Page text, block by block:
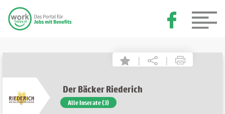
| |
Der Bäcker Riederich
Alle Inserate (3)